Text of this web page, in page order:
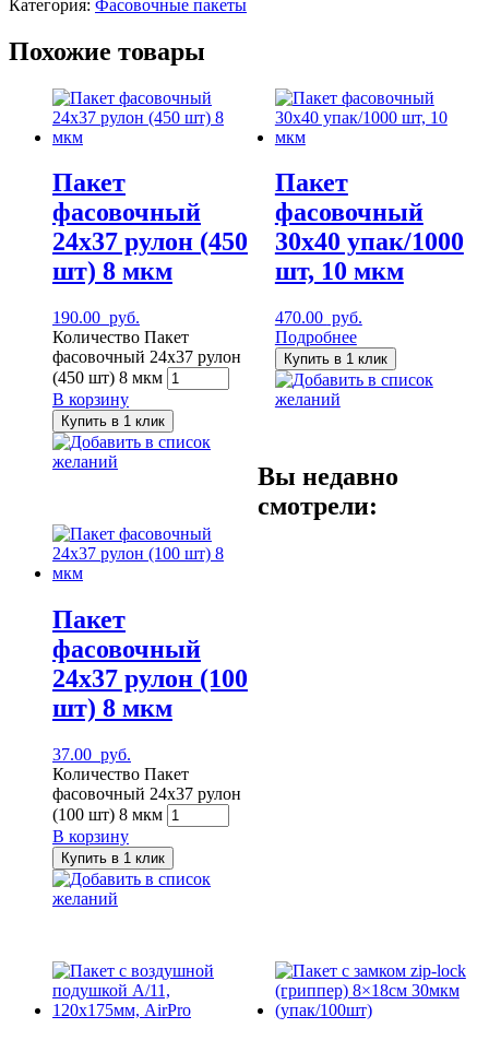
Категория: Фасовочные пакеты
Похожие товары
Пакет
фасовочный
24х37 рулон (450
шт) 8 мкм
190.00 руб.
Количество Пакет
фасовочный 24х37 рулон
(450 шт) 8 мкм
В корзину
Купить в 1 клик
Добавить в список
желаний
Пакет
фасовочный
30х40 упак/1000
шт, 10 мкм
470.00 руб.
Подробнее
Купить в 1 клик
Добавить в список
желаний
Пакет
фасовочный
24х37 рулон (100
шт) 8 мкм
37.00 руб.
Количество Пакет
фасовочный 24х37 рулон
(100 шт) 8 мкм
В корзину
Купить в 1 клик
Добавить в список
желаний
Вы недавно
смотрели: